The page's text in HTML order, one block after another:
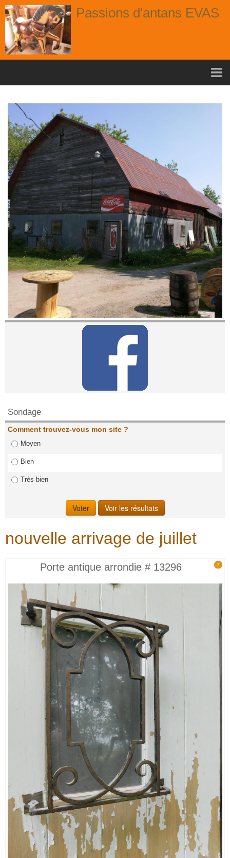
Passions d'antans EVAS
nouvelle arrivage aout
Album
Portes
Fenêtres
Chaises
Contact
Contactez nous!
Sondage
Comment trouvez-vous mon site ?
Moyen
Bien
Très bien
nouvelle arrivage de juillet
7
Porte antique arrondie # 13296